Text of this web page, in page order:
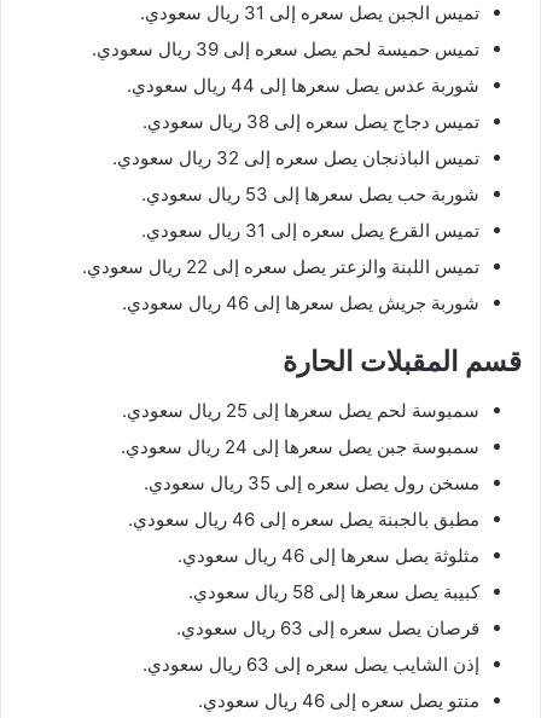
تميس الجبن يصل سعره إلى 31 ريال سعودي.
تميس حميسة لحم يصل سعره إلى 39 ريال سعودي.
شوربة عدس يصل سعرها إلى 44 ريال سعودي.
تميس دجاج يصل سعره إلى 38 ريال سعودي.
تميس الباذنجان يصل سعره إلى 32 ريال سعودي.
شوربة حب يصل سعرها إلى 53 ريال سعودي.
تميس القرع يصل سعره إلى 31 ريال سعودي.
تميس اللبنة والزعتر يصل سعره إلى 22 ريال سعودي.
شوربة جريش يصل سعرها إلى 46 ريال سعودي.
قسم المقبلات الحارة
سمبوسة لحم يصل سعرها إلى 25 ريال سعودي.
سمبوسة جبن يصل سعرها إلى 24 ريال سعودي.
مسخن رول يصل سعره إلى 35 ريال سعودي.
مطبق بالجبنة يصل سعره إلى 46 ريال سعودي.
مثلوثة يصل سعرها إلى 46 ريال سعودي.
كبيبة يصل سعرها إلى 58 ريال سعودي.
قرصان يصل سعره إلى 63 ريال سعودي.
إذن الشايب يصل سعره إلى 63 ريال سعودي.
منتو يصل سعره إلى 46 ريال سعودي.